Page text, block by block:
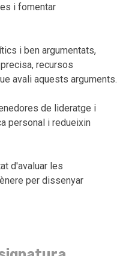
i fomentar
i ben argumentats,
recursos
avali aquests arguments.
de lideratge i
personal i redueixin
d'avaluar les
per dissenyar